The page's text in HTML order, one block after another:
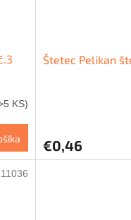
KS)
Štetec Pelikan
€0,46